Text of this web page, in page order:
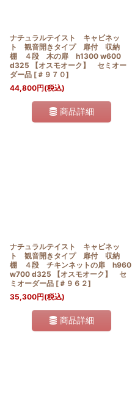
ナチュラルテイスト キャビネッ
ト 観音開きタイプ 扉付 収納
棚 ４段 木の扉 h1300 w600
d325 【オスモオーク】 セミオー
ダー品 [ ＃９７０]
44,800円(税込)
商品詳細
ナチュラルテイスト キャビネッ
ト 観音開きタイプ 扉付 収納
棚 ４段 チキンネットの扉 h960
w700 d325 【オスモオーク】 セ
ミオーダー品 [ ＃９６２]
35,300円(税込)
商品詳細